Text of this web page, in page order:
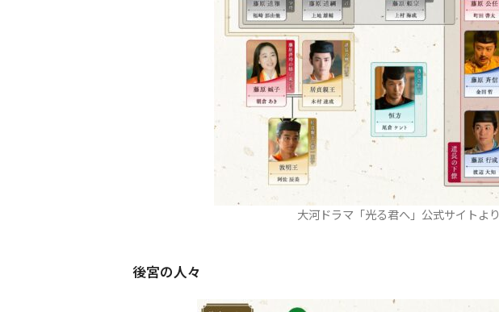
大河ドラマ「光る君へ」公式サイトより
後宮の人々